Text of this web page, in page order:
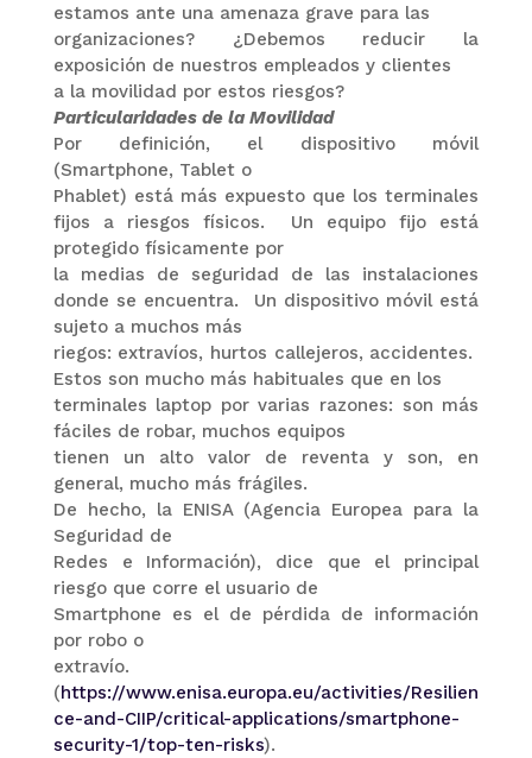
estamos ante una amenaza grave para las
organizaciones? ¿Debemos reducir la
exposición de nuestros empleados y clientes
a la movilidad por estos riesgos?
Particularidades de la Movilidad
Por definición, el dispositivo móvil
(Smartphone, Tablet o
Phablet) está más expuesto que los terminales
fijos a riesgos físicos.
Un equipo fijo está
protegido físicamente por
la medias de seguridad de las instalaciones
donde se encuentra.
Un dispositivo móvil está
sujeto a muchos más
riegos: extravíos, hurtos callejeros, accidentes.
Estos son mucho más habituales que en los
terminales laptop por varias razones: son más
fáciles de robar, muchos equipos
tienen un alto valor de reventa y son, en
general, mucho más frágiles.
De hecho, la ENISA (Agencia Europea para la
Seguridad de
Redes e Información), dice que el principal
riesgo que corre el usuario de
Smartphone es el de pérdida de información
por robo o
extravío.
(https://www.enisa.europa.eu/activities/Resilien
ce-and-CIIP/critical-applications/smartphone-
security-1/top-ten-risks).